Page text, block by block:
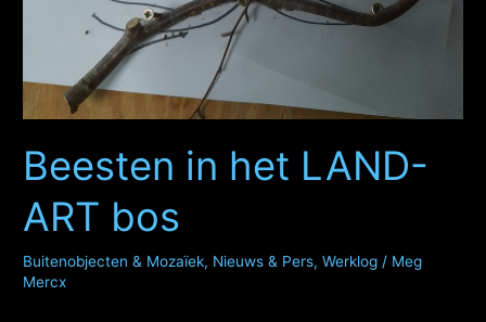
Beesten in het LAND-
ART bos
Buitenobjecten & Mozaïek, Nieuws & Pers,Werklog / Meg
Mercx